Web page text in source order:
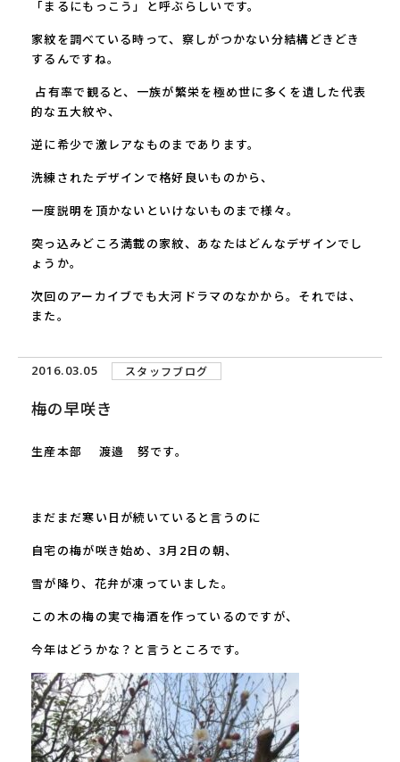
「まるにもっこう」と呼ぶらしいです。
家紋を調べている時って、察しがつかない分結構どきどき
するんですね。
占有率で観ると、一族が繁栄を極め世に多くを遺した代表
的な五大紋や、
逆に希少で激レアなものまであります。
洗練されたデザインで格好良いものから、
一度説明を頂かないといけないものまで様々。
突っ込みどころ満載の家紋、あなたはどんなデザインでし
ょうか。
次回のアーカイブでも大河ドラマのなかから。それでは、
また。
2016.03.05 スタッフブログ
梅の早咲き
生産本部 渡邉 努です。
まだまだ寒い日が続いていると言うのに
自宅の梅が咲き始め、3月 2日の朝、
雪が降り、花弁が凍っていました。
この木の梅の実で梅酒を作っているのですが、
今年はどうかな？と言うところです。